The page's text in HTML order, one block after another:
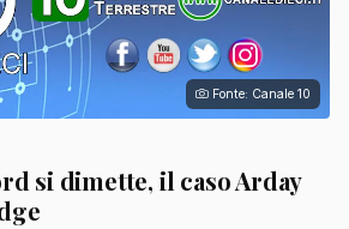
Fonte: Canale 10
si dimette, il caso Arday